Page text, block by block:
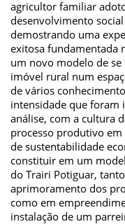
agricultor familiar
desenvolvimento
demostrando uma
exitosa fundamentada
um novo modelo de
imóvel rural num
de vários
intensidade que foram
análise, com a cultura
processo produtivo
de sustentabilidade
constituir em um
do Trairi Potiguar,
aprimoramento dos
como em
instalação de um